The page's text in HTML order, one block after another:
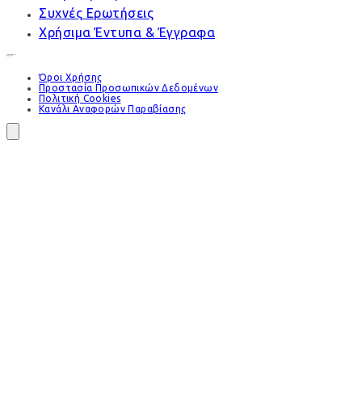
Συχνές Ερωτήσεις
Χρήσιμα Έντυπα & Έγγραφα
Όροι Χρήσης
Προστασία Προσωπικών Δεδομένων
Πολιτική Cookies
Κανάλι Αναφορών Παραβίασης